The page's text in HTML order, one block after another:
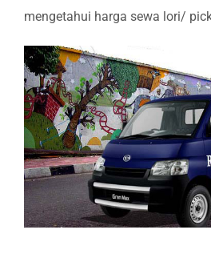
mengetahui harga sewa lori/